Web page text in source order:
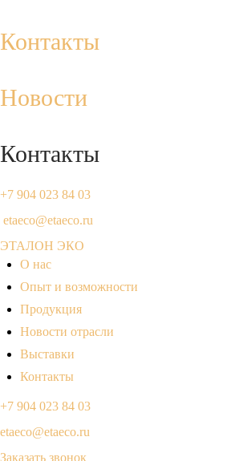
Контакты
Новости
Контакты
+7 904 023 84 03
etaeco@etaeco.ru
ЭТАЛОН ЭКО
О нас
Опыт и возможности
Продукция
Новости отрасли
Выставки
Контакты
+7 904 023 84 03
etaeco@etaeco.ru
Заказать звонок